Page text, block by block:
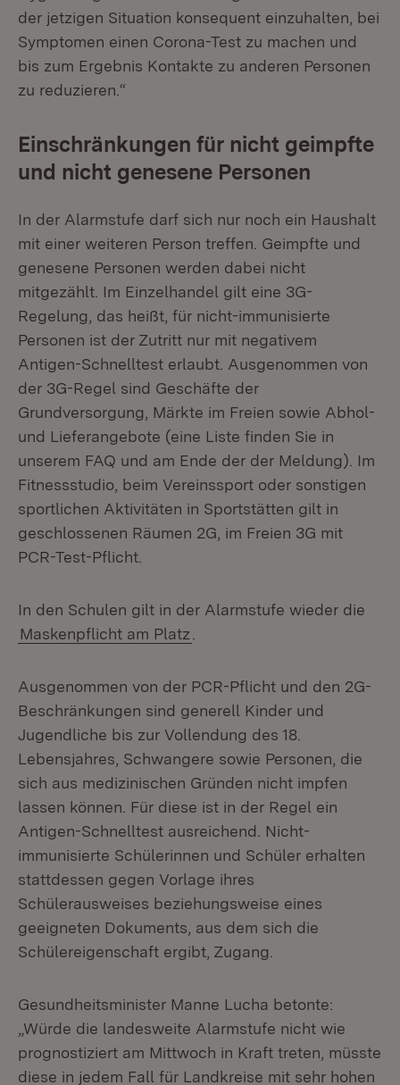
der jetzigen Situation konsequent einzuhalten, bei
Symptomen einen Corona-Test zu machen und
bis zum Ergebnis Kontakte zu anderen Personen
zu reduzieren.“
Einschränkungen für nicht geimpfte
und nicht genesene Personen
In der Alarmstufe darf sich nur noch ein Haushalt
mit einer weiteren Person treffen. Geimpfte und
genesene Personen werden dabei nicht
mitgezählt. Im Einzelhandel gilt eine 3G-
Regelung, das heißt, für nicht-immunisierte
Personen ist der Zutritt nur mit negativem
Antigen-Schnelltest erlaubt. Ausgenommen von
der 3G-Regel sind Geschäfte der
Grundversorgung, Märkte im Freien sowie Abhol-
und Lieferangebote (eine Liste finden Sie in
unserem FAQ und am Ende der der Meldung). Im
Fitnessstudio, beim Vereinssport oder sonstigen
sportlichen Aktivitäten in Sportstätten gilt in
geschlossenen Räumen 2G, im Freien 3G mit
PCR-Test-Pflicht.
In den Schulen gilt in der Alarmstufe wieder die
Maskenpflicht am Platz
Ausgenommen von der PCR-Pflicht und den 2G-
Beschränkungen sind generell Kinder und
Jugendliche bis zur Vollendung des 18.
Lebensjahres, Schwangere sowie Personen, die
sich aus medizinischen Gründen nicht impfen
lassen können. Für diese ist in der Regel ein
Antigen-Schnelltest ausreichend. Nicht-
immunisierte Schülerinnen und Schüler erhalten
stattdessen gegen Vorlage ihres
Schülerausweises beziehungsweise eines
geeigneten Dokuments, aus dem sich die
Schülereigenschaft ergibt, Zugang.
Gesundheitsminister Manne Lucha betonte:
„Würde die landesweite Alarmstufe nicht wie
prognostiziert am Mittwoch in Kraft treten, müsste
diese in jedem Fall für Landkreise mit sehr hohen